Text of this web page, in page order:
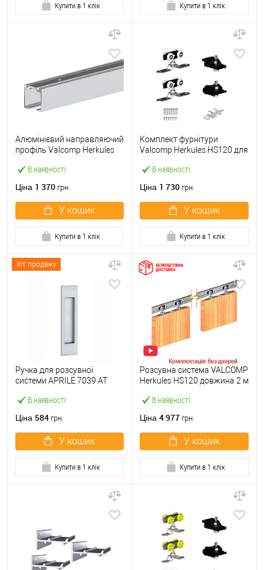
Купити в 1 клік Купити в 1 клік
В наявності
Алюмінієвий направляючий
профіль Valcomp Herkules
Ціна 1 370 грн.
У кошик
Купити в 1 клік
В наявності
Комплект фурнітури
Valcomp Herkules HS120 для
120 кг без направляючої
Ціна 1 730 грн.
У кошик
Купити в 1 клік
Хіт продажу
В наявності
Ручка для розсувної
системи APRILE 7039 AT
Ціна 584 грн.
У кошик
Купити в 1 клік
В наявності
Розсувна система VALCOMP
Herkules HS120 довжина 2 м
кг
Ціна 4 977 грн.
У кошик
Купити в 1 клік